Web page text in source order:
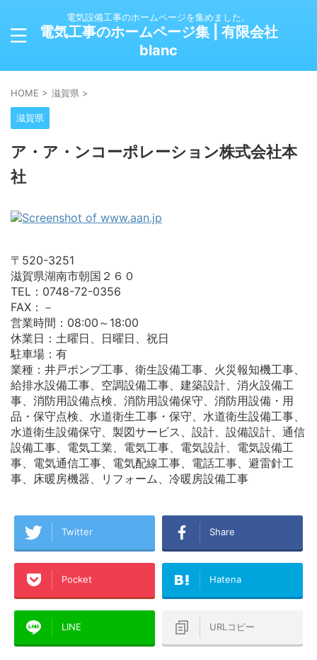
電気設備工事のホームページを集めました。
電気工事のホームページ集 | 有限会社
blanc
HOME > 滋賀県 >
滋賀県
ア・ア・ンコーポレーション株式会社本
社
〒520-3251
滋賀県湖南市朝国２６０
TEL：0748-72-0356
FAX：－
営業時間：08:00～18:00
休業日：土曜日、日曜日、祝日
駐車場：有
業種：井戸ポンプ工事、衛生設備工事、火災報知機工事、
給排水設備工事、空調設備工事、建築設計、消火設備工
事、消防用設備点検、消防用設備保守、消防用設備・用
品・保守点検、水道衛生工事・保守、水道衛生設備工事、
水道衛生設備保守、製図サービス、設計、設備設計、通信
設備工事、電気工業、電気工事、電気設計、電気設備工
事、電気通信工事、電気配線工事、電話工事、避雷針工
事、床暖房機器、リフォーム、冷暖房設備工事
Twitter Share
Pocket Hatena
LINE URLコピー